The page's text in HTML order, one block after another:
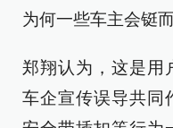
为何一些车主会铤
郑翔认为，这是用
车企宣传误导共同